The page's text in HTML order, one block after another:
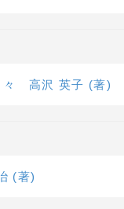
々 高沢 英子 (著)
(著)